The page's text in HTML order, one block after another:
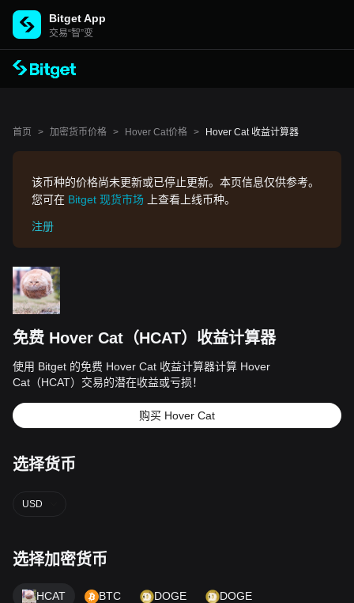
Bitget App
交易“智”变
首页 > 加密货币价格 > Hover Cat价格 > Hover Cat 收益计算器
该币种的价格尚未更新或已停止更新。本页信息仅供参考。
您可在 Bitget 现货市场 上查看上线币种。
注册
免费 Hover Cat（HCAT）收益计算器
使用 Bitget 的免费 Hover Cat 收益计算器计算 Hover
Cat（HCAT）交易的潜在收益或亏损！
购买 Hover Cat
选择货币
USD
选择加密货币
HCAT BTC DOGE DOGE